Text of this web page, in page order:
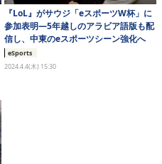
『LoL』がサウジ「eスポーツW杯」に
参加表明―5年越しのアラビア語版も配
信し、中東のeスポーツシーン強化へ
eSports
2024.4.4(木) 15:30